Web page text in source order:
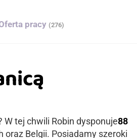
pracy (276)
tej chwili Robin dysponuje88
Belgii. Posiadamy szeroki